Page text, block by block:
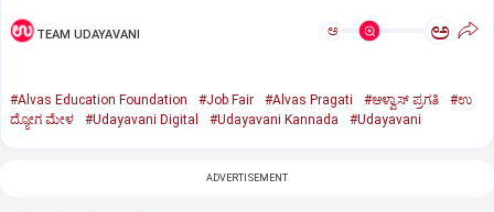
TEAM UDAYAVANI ಅ ಅ
#Alvas Education Foundation #Job Fair #Alvas Pragati #ಆಳ್ವಾಸ್‌ ಪ್ರಗತಿ
#ಉ
ದ್ಯೋಗ ಮೇಳ
#Udayavani Digital #Udayavani Kannada #Udayavani
ADVERTISEMENT